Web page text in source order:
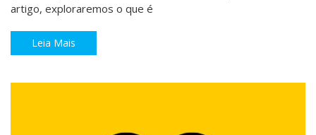
artigo, exploraremos o que é
Leia Mais